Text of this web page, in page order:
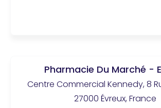
Pharmacie Du Marché -
Centre Commercial Kennedy, 8
27000 Évreux, France